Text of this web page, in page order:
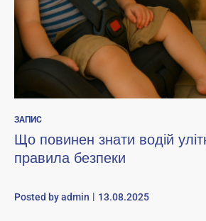
ЗАПИС
Що повинен знати водій
правила безпеки
Posted byadmin 13.08.2025